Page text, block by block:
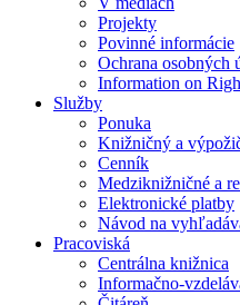
Projekty
Povinné informácie
Ochrana osobných
Information on
Služby
Ponuka
Knižničný a
Cenník
Medziknižničné a
Elektronické platby
Návod na
Pracoviská
Centrálna knižnica
Informačno-